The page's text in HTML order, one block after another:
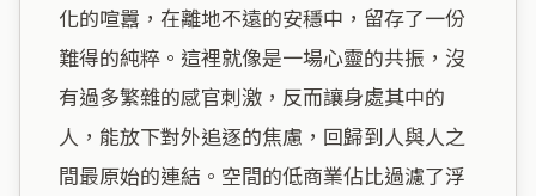
化的喧囂，在離地不遠的安穩中，留存了一份
難得的純粹。這裡就像是一場心靈的共振，沒
有過多繁雜的感官刺激，反而讓身處其中的
人，能放下對外追逐的焦慮，回歸到人與人之
間最原始的連結。空間的低商業佔比過濾了浮